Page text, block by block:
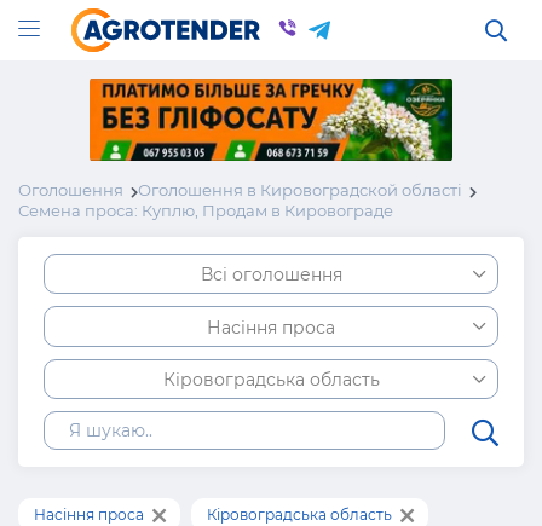
Оголошення
Оголошення в Кировоградской області
Семена проса: Куплю, Продам в Кировограде
Всі оголошення
Насіння проса
Кіровоградська область
Насіння проса Кіровоградська область